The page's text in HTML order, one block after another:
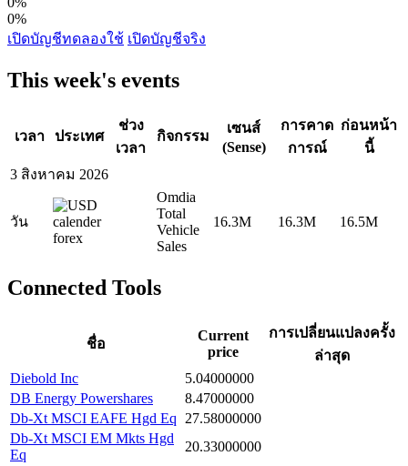
0%
เปิดบัญชีทดลองใช้ เปิดบัญชีจริง
This week's events
เวลา ประเทศ
ช่วง
เวลา
กิจกรรม
เซนส์
(Sense)
การคาด
การณ์
ก่อนหน้า
นี้
3 สิงหาคม 2026
วัน
Omdia
Total
Vehicle
Sales
16.3M 16.3M 16.5M
Connected Tools
ชื่อ
Current
price
การเปลี่ยนแปลงครั้ง
ล่าสุด
Diebold Inc
5.04000000
DB Energy Powershares
8.47000000
Db-Xt MSCI EAFE Hgd Eq
27.58000000
Db-Xt MSCI EM Mkts Hgd
Eq
20.33000000